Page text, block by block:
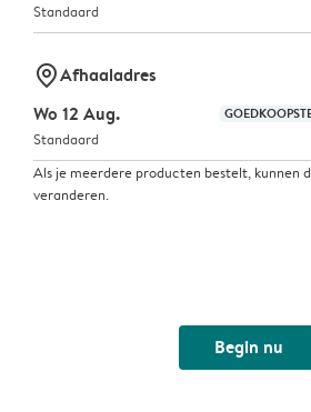
Standaard
marker-pinAfhaaladres
Wo 12 Aug.
Standaard
Als je meerdere producten bestelt, kunnen
veranderen.
Begin nu